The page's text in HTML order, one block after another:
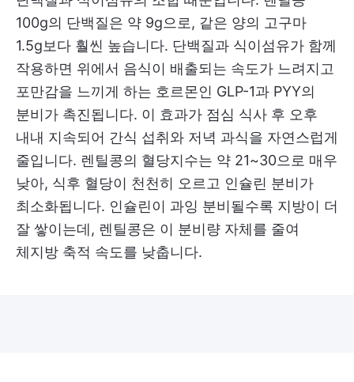
100g의 단백질은 약 9g으로, 같은 양의 고구마
1.5g보다 훨씬 높습니다. 단백질과 식이섬유가 함께
작용하면 위에서 음식이 배출되는 속도가 느려지고
포만감을 느끼게 하는 호르몬인 GLP-1과 PYY의
분비가 촉진됩니다. 이 효과가 점심 식사 후 오후
내내 지속되어 간식 섭취와 저녁 과식을 자연스럽게
줄입니다. 렌틸콩의 혈당지수는 약 21~30으로 매우
낮아, 식후 혈당이 천천히 오르고 인슐린 분비가
최소화됩니다. 인슐린이 과잉 분비될수록 지방이 더
잘 쌓이는데, 렌틸콩은 이 분비량 자체를 줄여
체지방 축적 속도를 낮춥니다.